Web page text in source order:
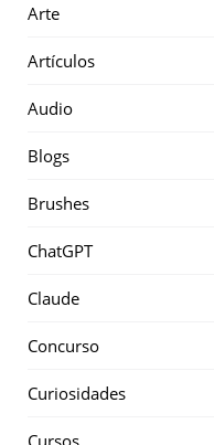
Arte
Artículos
Audio
Blogs
Brushes
ChatGPT
Claude
Concurso
Curiosidades
Cursos